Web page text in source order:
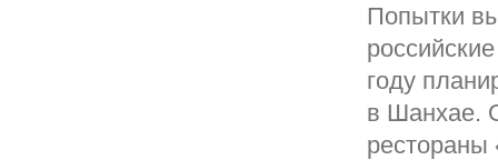
Попытки
году
в Шанхае.